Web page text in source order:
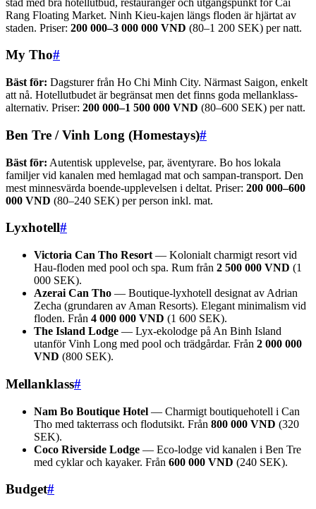
Rang Floating Market. Ninh Kieu-kajen längs floden är hjärtat av
staden. Priser: 200 000–3 000 000 VND (80–1 200 SEK) per natt.
My Tho#
Bäst för: Dagsturer från Ho Chi Minh City. Närmast Saigon, enkelt
att nå. Hotellutbudet är begränsat men det finns goda mellanklass-
alternativ. Priser: 200 000–1 500 000 VND (80–600 SEK) per natt.
Ben Tre / Vinh Long (Homestays)#
Bäst för: Autentisk upplevelse, par, äventyrare. Bo hos lokala
familjer vid kanalen med hemlagad mat och sampan-transport. Den
mest minnesvärda boende-upplevelsen i deltat. Priser: 200 000–600
000 VND (80–240 SEK) per person inkl. mat.
Lyxhotell#
Victoria Can Tho Resort — Kolonialt charmigt resort vid
Hau-floden med pool och spa. Rum från 2 500 000 VND (1
000 SEK).
Azerai Can Tho — Boutique-lyxhotell designat av Adrian
Zecha (grundaren av Aman Resorts). Elegant minimalism vid
floden. Från 4 000 000 VND (1 600 SEK).
The Island Lodge — Lyx-ekolodge på An Binh Island
utanför Vinh Long med pool och trädgårdar. Från 2 000 000
VND (800 SEK).
Mellanklass#
Nam Bo Boutique Hotel — Charmigt boutiquehotell i Can
Tho med takterrass och flodutsikt. Från 800 000 VND (320
SEK).
Coco Riverside Lodge — Eco-lodge vid kanalen i Ben Tre
med cyklar och kayaker. Från 600 000 VND (240 SEK).
Budget#